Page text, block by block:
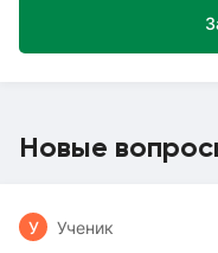
Новые
У Ученик